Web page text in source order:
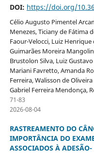
DOI: https://doi.org/
Célio Augusto Pimentel
Menezes, Ticiany de Fátima
Faour-Velocci, Luiz
Guimarães Moreira
Brustolon Silva, Luiz
Mariani Favretto, Amanda
Ferreira, Walisson de
Gabriel Ferreira Mendonça,
71-83
2026-08-04
RASTREAMENTO DO
IMPORTÂNCIA DO
ASSOCIADOS À